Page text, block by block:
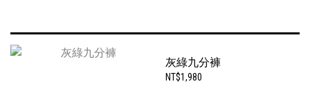
灰綠九分褲
NT$1,980